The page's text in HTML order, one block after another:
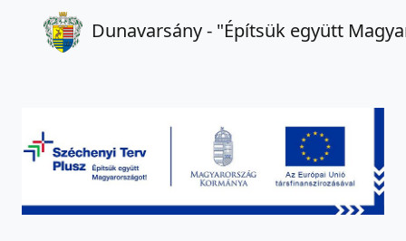
Dunavarsány ‐ "Építsük együtt